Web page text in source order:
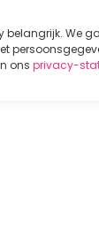
belangrijk. We
ons privacy-